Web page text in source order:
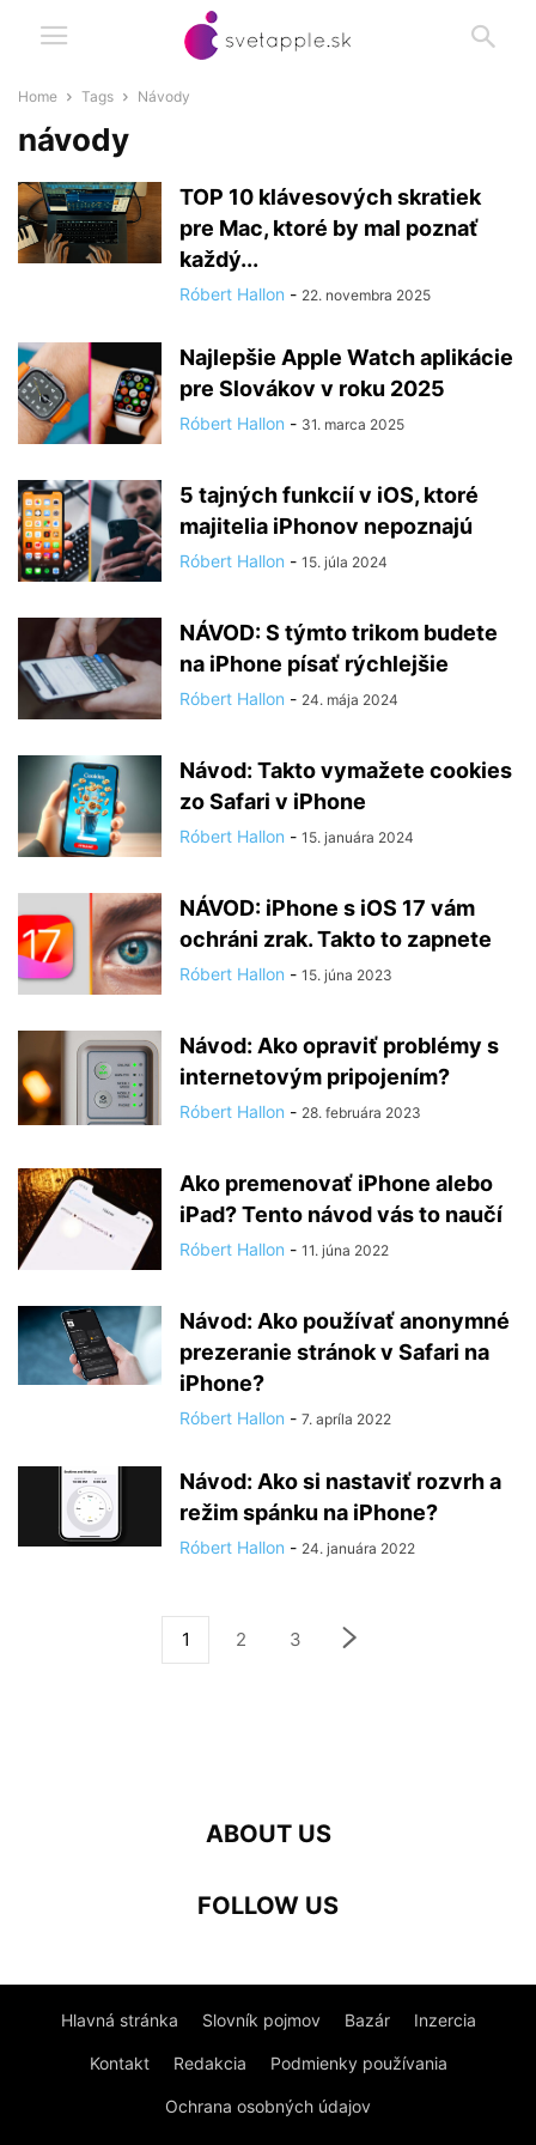
Home Tags Návody
návody
TOP 10 klávesových skratiek
pre Mac, ktoré by mal poznať
každý...
Róbert Hallon - 22. novembra 2025
Najlepšie Apple Watch aplikácie
pre Slovákov v roku 2025
Róbert Hallon - 31. marca 2025
5 tajných funkcií v iOS, ktoré
majitelia iPhonov nepoznajú
Róbert Hallon - 15. júla 2024
NÁVOD: S týmto trikom budete
na iPhone písať rýchlejšie
Róbert Hallon - 24. mája 2024
Návod: Takto vymažete cookies
zo Safari v iPhone
Róbert Hallon - 15. januára 2024
NÁVOD: iPhone s iOS 17 vám
ochráni zrak. Takto to zapnete
Róbert Hallon - 15. júna 2023
Návod: Ako opraviť problémy s
internetovým pripojením?
Róbert Hallon - 28. februára 2023
Ako premenovať iPhone alebo
iPad? Tento návod vás to naučí
Róbert Hallon - 11. júna 2022
Návod: Ako používať anonymné
prezeranie stránok v Safari na
iPhone?
Róbert Hallon - 7. apríla 2022
Návod: Ako si nastaviť rozvrh a
režim spánku na iPhone?
Róbert Hallon - 24. januára 2022
1 2 3
ABOUT US
FOLLOW US
Hlavná stránka Slovník pojmov Bazár Inzercia
Kontakt Redakcia Podmienky používania
Ochrana osobných údajov